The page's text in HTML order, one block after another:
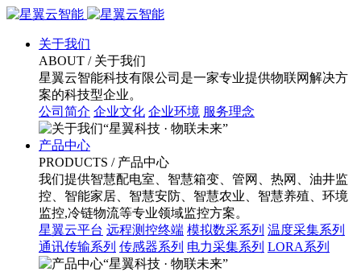
关于我们
ABOUT / 关于我们
星翼云智能科技有限公司是⼀家专业提供物联⽹解决⽅
案的科技型企业。
公司简介 企业文化 企业环境 服务理念
“星翼科技 · 物联未来”
产品中心
PRODUCTS / 产品中心
我们提供智慧配电室、智慧箱变、管⽹、热⽹、油井监
控、智能家居、智慧安防、智慧农业、智慧养殖、环境
监控,冷链物流等专业领域监控⽅案。
星翼云平台 远程测控终端 模拟数采系列 温度采集系列
通讯传输系列 传感器系列 电力采集系列 LORA系列
“星翼科技 · 物联未来”